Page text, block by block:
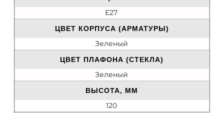
E27
ЦВЕТ КОРПУСА (АРМАТУРЫ)
Зеленый
ЦВЕТ ПЛАФОНА (СТЕКЛА)
Зеленый
ВЫСОТА, ММ
120